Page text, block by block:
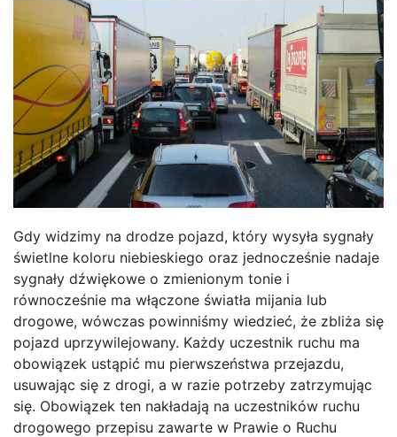
Gdy widzimy na drodze pojazd, który wysyła sygnały
świetlne koloru niebieskiego oraz jednocześnie nadaje
sygnały dźwiękowe o zmienionym tonie i
równocześnie ma włączone światła mijania lub
drogowe, wówczas powinniśmy wiedzieć, że zbliża się
pojazd uprzywilejowany. Każdy uczestnik ruchu ma
obowiązek ustąpić mu pierwszeństwa przejazdu,
usuwając się z drogi, a w razie potrzeby zatrzymując
się. Obowiązek ten nakładają na uczestników ruchu
drogowego przepisu zawarte w Prawie o Ruchu